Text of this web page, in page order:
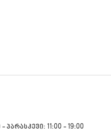
პარასკევი: 11:00 - 19:00